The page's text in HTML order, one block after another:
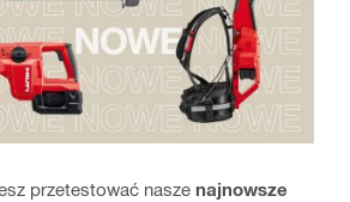
przetestować nasze najnowsze